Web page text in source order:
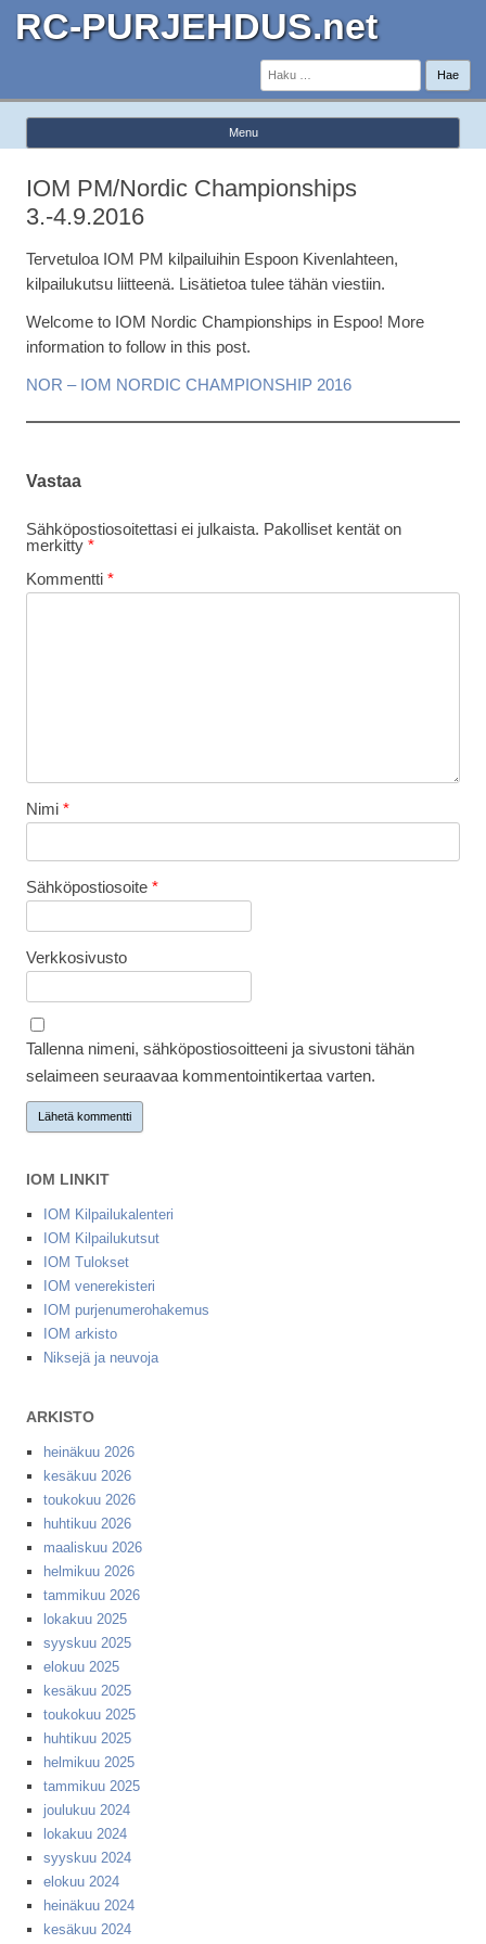
RC-PURJEHDUS.net
Haku:
Menu
IOM PM/Nordic Championships
3.-4.9.2016
Tervetuloa IOM PM kilpailuihin Espoon Kivenlahteen,
kilpailukutsu liitteenä. Lisätietoa tulee tähän viestiin.
Welcome to IOM Nordic Championships in Espoo! More
information to follow in this post.
NOR – IOM NORDIC CHAMPIONSHIP 2016
Vastaa
Sähköpostiosoitettasi ei julkaista. Pakolliset kentät on
merkitty *
Kommentti *
Nimi *
Sähköpostiosoite *
Verkkosivusto
Tallenna nimeni, sähköpostiosoitteeni ja sivustoni tähän
selaimeen seuraavaa kommentointikertaa varten.
IOM LINKIT
IOM Kilpailukalenteri
IOM Kilpailukutsut
IOM Tulokset
IOM venerekisteri
IOM purjenumerohakemus
IOM arkisto
Niksejä ja neuvoja
ARKISTO
heinäkuu 2026
kesäkuu 2026
toukokuu 2026
huhtikuu 2026
maaliskuu 2026
helmikuu 2026
tammikuu 2026
lokakuu 2025
syyskuu 2025
elokuu 2025
kesäkuu 2025
toukokuu 2025
huhtikuu 2025
helmikuu 2025
tammikuu 2025
joulukuu 2024
lokakuu 2024
syyskuu 2024
elokuu 2024
heinäkuu 2024
kesäkuu 2024